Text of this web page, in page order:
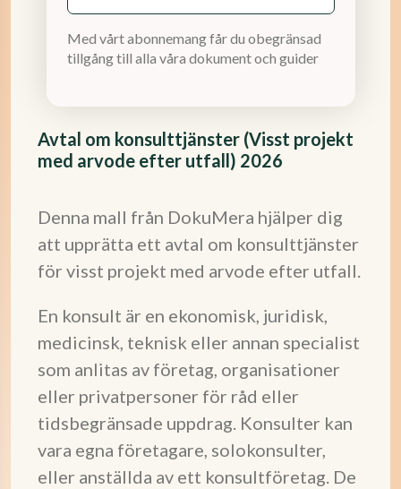
Avtal om konsulttjänster (Visst projekt
med arvode efter utfall) 2026
Denna mall från DokuMera hjälper dig
att upprätta ett avtal om konsulttjänster
för visst projekt med arvode efter utfall.
En konsult är en ekonomisk, juridisk,
medicinsk, teknisk eller annan specialist
som anlitas av företag, organisationer
eller privatpersoner för råd eller
tidsbegränsade uppdrag. Konsulter kan
vara egna företagare, solokonsulter,
eller anställda av ett konsultföretag. De
Med vårt abonnemang får du obegränsad
tillgång till alla våra dokument och guider